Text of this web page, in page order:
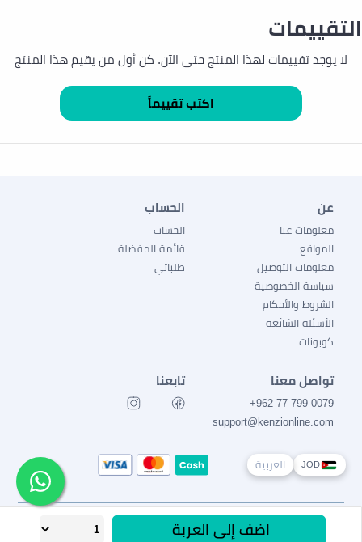
التقييمات
لا يوجد تقييمات لهذا المنتج حتى الآن. كن أول من يقيم هذا المنتج
اضف إلى العربة
عن
معلومات عنا
المواقع
معلومات التوصيل
سياسة الخصوصية
الشروط والأحكام
الأسئلة الشائعة
كوبونات
الحساب
الحساب
قائمة المفضلة
طلباتي
تواصل معنا
0079 799 77 962+
support@kenzionline.com
تابعنا
JOD العربية
جميع الحقوق محفوظة Ⓒ كنزي 2026